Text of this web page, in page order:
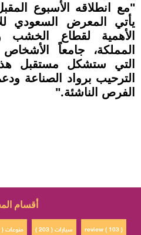
يأتي المعرض السعودي
الأهمية لقطاع
المملكة، جامعاً الأشخاص
التي ستشكل مستقبل
الترحيب برواد الصناعة
الفرص الناشئة."
أقسام
منوعات ( 1151 ) سيارات ( 203 )
review ( 103 )